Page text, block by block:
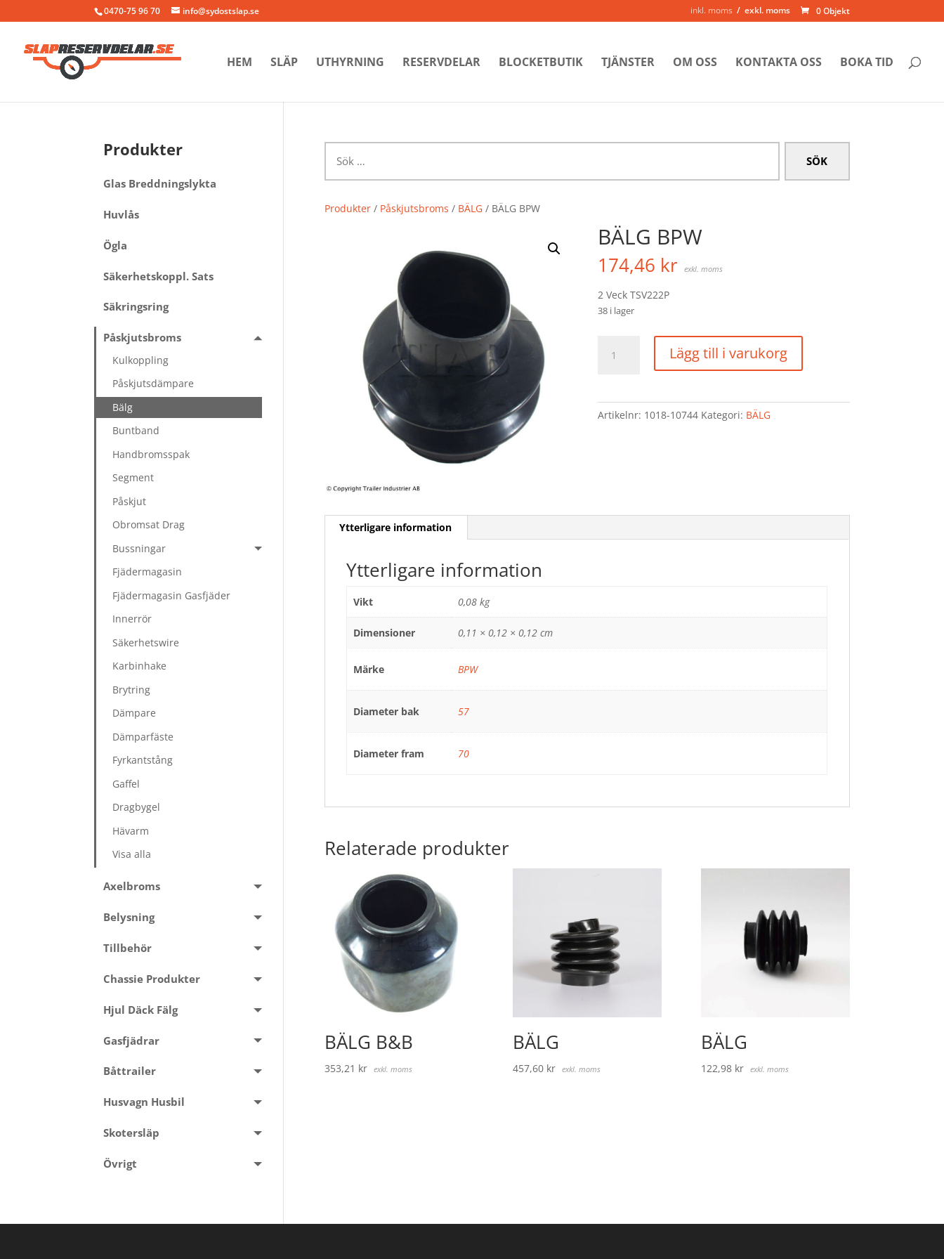
0470-75 96 70 info@sydostslap.se 0 Objekt
inkl. moms exkl. moms
HEM SLÄP UTHYRNING RESERVDELAR BLOCKETBUTIK TJÄNSTER OM OSS KONTAKTA OSS BOKA TID
efter:
Produkter / Påskjutsbroms / BÄLG / BÄLG BPW
BÄLG BPW
174,46 kr exkl. moms
2 Veck TSV222P
38 i lager
BPW
Lägg till i varukorg
Artikelnr: 1018-10744 Kategori: BÄLG
Ytterligare information
Ytterligare information
Vikt 0,08 kg
Dimensioner 0,11 × 0,12 × 0,12 cm
Märke BPW
Diameter bak 57
Diameter fram 70
Relaterade produkter
BÄLG B&B
353,21 kr exkl. moms
BÄLG
457,60 kr exkl. moms
BÄLG
122,98 kr exkl. moms
Produkter
Glas Breddningslykta
Huvlås
Ögla
Säkerhetskoppl. Sats
Säkringsring
Påskjutsbroms
Kulkoppling
Påskjutsdämpare
Bälg
Buntband
Handbromsspak
Segment
Påskjut
Obromsat Drag
Bussningar
Fjädermagasin
Fjädermagasin Gasfjäder
Innerrör
Säkerhetswire
Karbinhake
Brytring
Dämpare
Dämparfäste
Fyrkantstång
Gaffel
Dragbygel
Hävarm
Visa alla
Axelbroms
Belysning
Tillbehör
Chassie Produkter
Hjul Däck Fälg
Gasfjädrar
Båttrailer
Husvagn Husbil
Skotersläp
Övrigt